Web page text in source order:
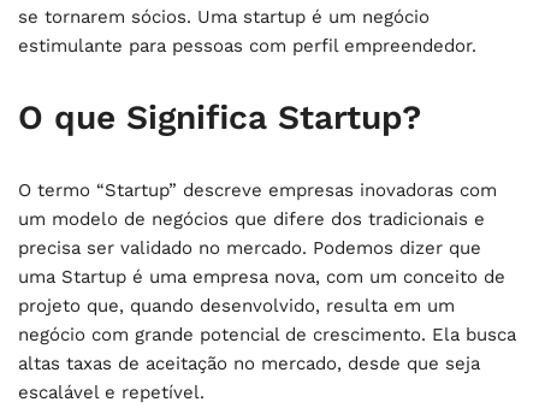
se tornarem sócios. Uma startup é um negócio
estimulante para pessoas com perfil empreendedor.
O que Significa Startup?
O termo “Startup” descreve empresas inovadoras com
um modelo de negócios que difere dos tradicionais e
precisa ser validado no mercado. Podemos dizer que
uma Startup é uma empresa nova, com um conceito de
projeto que, quando desenvolvido, resulta em um
negócio com grande potencial de crescimento. Ela busca
altas taxas de aceitação no mercado, desde que seja
escalável e repetível.